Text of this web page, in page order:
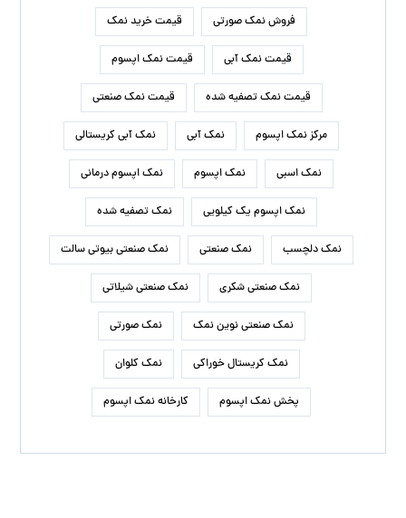
فروش نمک صورتی قیمت خرید نمک
قیمت نمک آبی قیمت نمک اپسوم
قیمت نمک تصفیه شده قیمت نمک صنعتی
مرکز نمک اپسوم نمک آبی نمک آبی کریستالی
نمک اسبی نمک اپسوم نمک اپسوم درمانی
نمک اپسوم یک کیلویی نمک تصفیه شده
نمک دلچسب نمک صنعتی نمک صنعتی بیوتی سالت
نمک صنعتی شکری نمک صنعتی شیلاتی
نمک صنعتی نوین نمک نمک صورتی
نمک کریستال خوراکی نمک کلوان
پخش نمک اپسوم کارخانه نمک اپسوم